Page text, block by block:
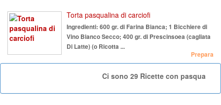
Torta pasqualina di carciofi
Ingredienti: 600 gr. di Farina Bianca; 1 Bicchiere di
Vino Bianco Secco; 400 gr. di Prescinsoea (cagliata
Di Latte) (o Ricotta ...
Prepara
Ci sono 29 Ricette con pasqua